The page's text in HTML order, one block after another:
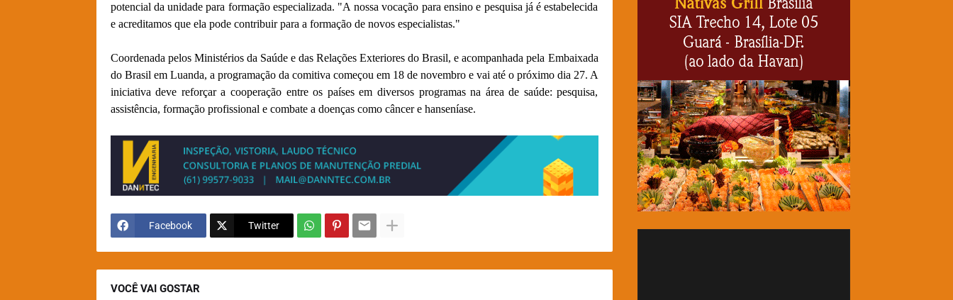
potencial da unidade para formação especializada. "A nossa vocação para ensino e pesquisa já é estabelecida
e acreditamos que ela pode contribuir para a formação de novos especialistas."
Coordenada pelos Ministérios da Saúde e das Relações Exteriores do Brasil, e acompanhada pela Embaixada
do Brasil em Luanda, a programação da comitiva começou em 18 de novembro e vai até o próximo dia 27. A
iniciativa deve reforçar a cooperação entre os países em diversos programas na área de saúde: pesquisa,
assistência, formação profissional e combate a doenças como câncer e hanseníase.
Facebook Twitter
VOCÊ VAI GOSTAR